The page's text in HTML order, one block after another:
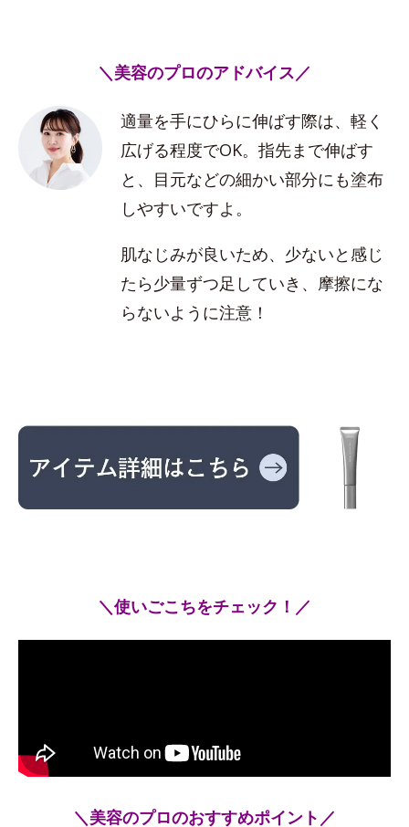
＼美容のプロのアドバイス／
適量を手にひらに伸ばす際は、軽く
広げる程度でOK。指先まで伸ばす
と、目元などの細かい部分にも塗布
しやすいですよ。
肌なじみが良いため、少ないと感じ
たら少量ずつ足していき、摩擦にな
らないように注意！
＼使いごこちをチェック！／
＼美容のプロのおすすめポイント／